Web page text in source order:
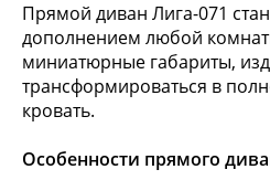
Прямой диван Лига-071
дополнением любой
миниатюрные габариты,
трансформироваться в
кровать.
Особенности прямого